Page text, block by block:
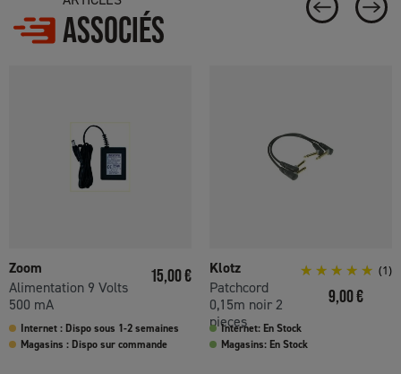
ASSOCIÉS
Zoom
Alimentation 9 Volts
500 mA
Prix
15,00 €
Internet : Dispo sous 1-2 semaines
Magasins : Dispo sur commande
Klotz
Patchcord
0,15m noir 2
pieces
(1)
Prix
9,00 €
Internet: En Stock
Magasins: En Stock